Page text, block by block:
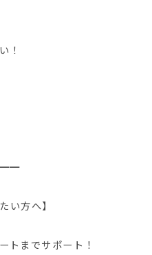
！
い方へ】
トまでサポート！